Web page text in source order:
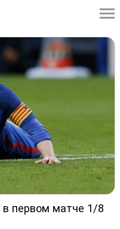
первом матче 1/8